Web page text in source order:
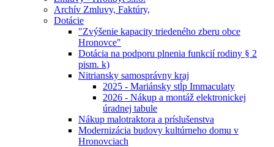
Archív Zmluvy, Faktúry,
Dotácie
"Zvýšenie kapacity triedeného zberu obce
Hronovce"
Dotácia na podporu plnenia funkcií rodiny § 2
pism. k)
Nitriansky samosprávny kraj
2025 - Mariánsky stĺp Immaculaty
2026 - Nákup a montáž elektronickej
úradnej tabule
Nákup malotraktora a príslušenstva
Modernizácia budovy kultúrneho domu v
Hronovciach